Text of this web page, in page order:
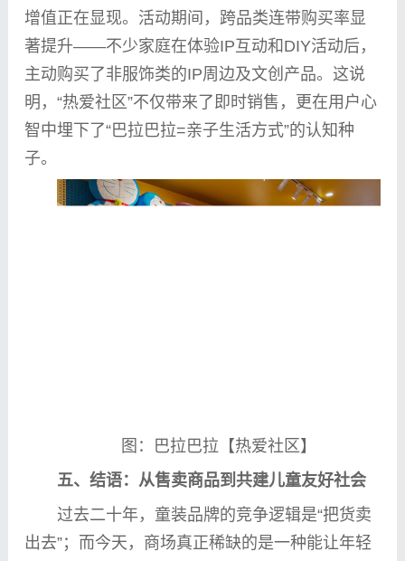
增值正在显现。活动期间，跨品类连带购买率显
著提升——不少家庭在体验IP互动和DIY活动后，
主动购买了非服饰类的IP周边及文创产品。这说
明，“热爱社区”不仅带来了即时销售，更在用户心
智中埋下了“巴拉巴拉=亲子生活方式”的认知种
子。
图：巴拉巴拉【热爱社区】
五、结语：从售卖商品到共建儿童友好社会
过去二十年，童装品牌的竞争逻辑是“把货卖
出去”；而今天，商场真正稀缺的是一种能让年轻